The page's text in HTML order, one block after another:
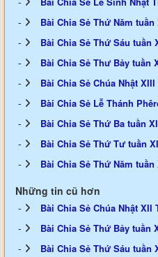
Bài Chia Sẻ Thứ Năm
Bài Chia Sẻ Thứ Sáu tuần
Bài Chia Sẻ Thư Bảy tuần
Bài Chia Sẻ Chúa Nhật
Bài Chia Sẻ Lễ Thánh
Bài Chia Sẻ Thứ Ba tuần
Bài Chia Sẻ Thứ Tư tuần
Bài Chia Sẻ Thứ Năm
Những tin cũ hơn
Bài Chia Sẻ Chúa Nhật XII
Bài Chia Sẻ Thứ Bảy tuần
Bài Chia Sẻ Thứ Sáu tuần